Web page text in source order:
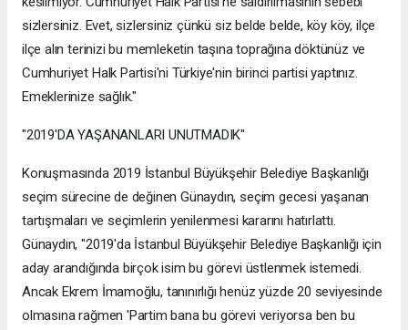
sizlersiniz. Evet, sizlersiniz çünkü siz belde belde, köy köy, ilçe
ilçe alın terinizi bu memleketin taşına toprağına döktünüz ve
Cumhuriyet Halk Partisi'ni Türkiye'nin birinci partisi yaptınız.
Emeklerinize sağlık."
"2019'DA YAŞANANLARI UNUTMADIK"
Konuşmasında 2019 İstanbul Büyükşehir Belediye Başkanlığı
seçim sürecine de değinen Günaydın, seçim gecesi yaşanan
tartışmaları ve seçimlerin yenilenmesi kararını hatırlattı.
Günaydın, "2019'da İstanbul Büyükşehir Belediye Başkanlığı için
aday arandığında birçok isim bu görevi üstlenmek istemedi.
Ancak Ekrem İmamoğlu, tanınırlığı henüz yüzde 20 seviyesinde
olmasına rağmen 'Partim bana bu görevi veriyorsa ben bu